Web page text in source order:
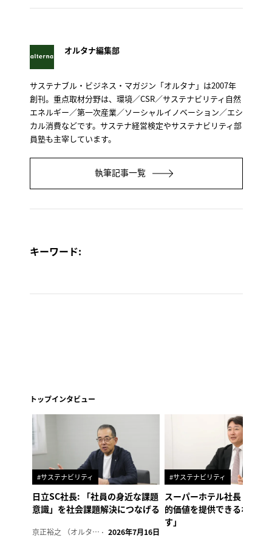
オルタナ編集部
サステナブル・ビジネス・マガジン「オルタナ」は2007年
創刊。重点取材分野は、環境／CSR／サステナビリティ自然
エネルギー／第一次産業／ソーシャルイノベーション／エシ
カル消費などです。サステナ経営検定やサステナビリティ部
員塾も主宰しています。
執筆記事一覧
キーワード:
トップインタビュー
#サステナビリティ
日立SC社長: 「社員の身近な課題
意識」を社会課題解決につなげる
京正裕之 （オルタナ副編集長） 2026年7月16日
#サステナビリティ
スーパーホテル社長「地域
的価値を提供できるホテル
す」